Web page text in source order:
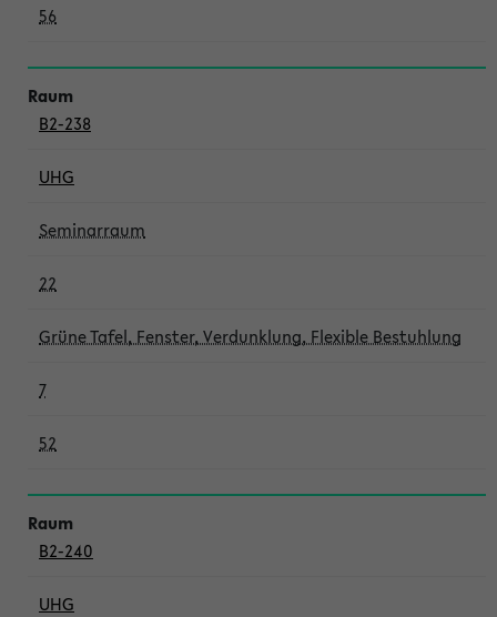
56
B2-238
UHG
Seminarraum
22
Grüne Tafel, Fenster, Verdunklung, Flexible Bestuhlung
7
52
B2-240
UHG